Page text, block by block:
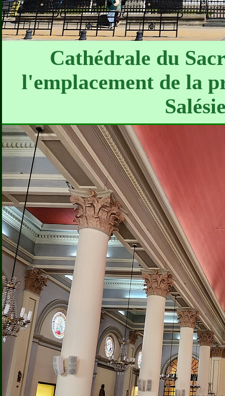
Cathédrale du
l'emplacement de la